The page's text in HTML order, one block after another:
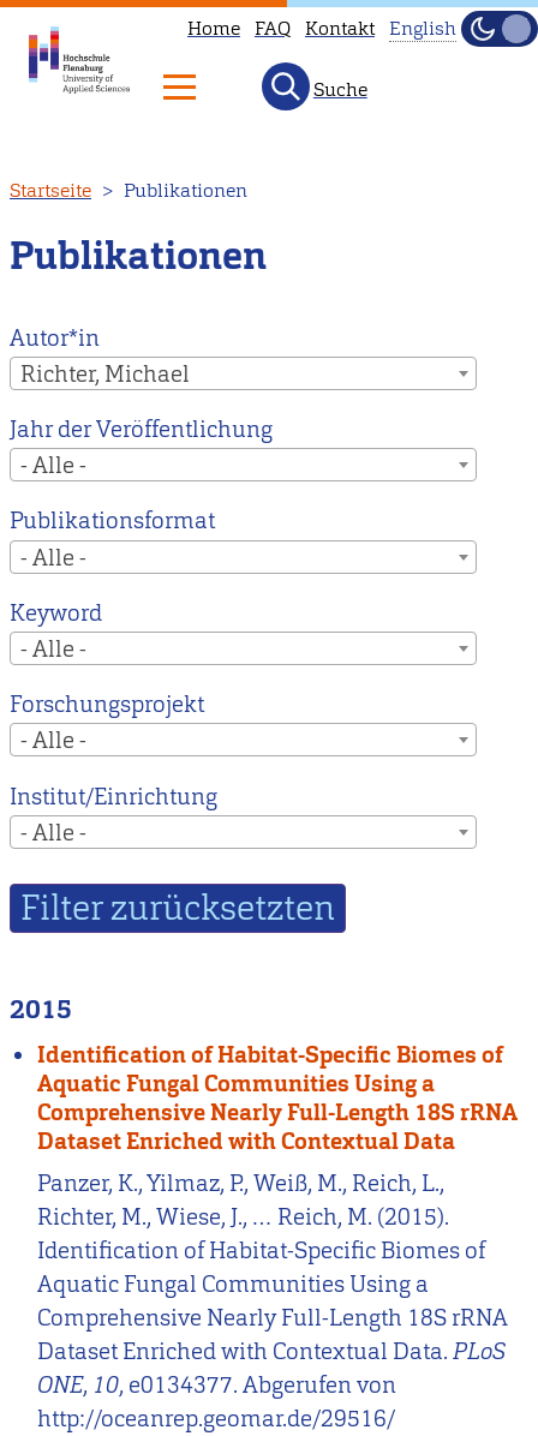
zum
Inhalt
Home FAQ Kontakt
to
our
main
instead.
English
Hell
Suche
Startseite Publikationen
Publikationen
Autor*in
Richter, Michael
Jahr der Veröffentlichung
- Alle -
Publikationsformat
- Alle -
Keyword
- Alle -
Forschungsprojekt
- Alle -
Institut/Einrichtung
- Alle -
2015
Identification of Habitat-Specific Biomes of
Aquatic Fungal Communities Using a
Comprehensive Nearly Full-Length 18S rRNA
Dataset Enriched with Contextual Data
Panzer, K., Yilmaz, P., Weiß, M., Reich, L.,
Richter, M., Wiese, J., … Reich, M. (2015).
Identification of Habitat-Specific Biomes of
Aquatic Fungal Communities Using a
Comprehensive Nearly Full-Length 18S rRNA
Dataset Enriched with Contextual Data.PLoS
ONE, 10, e0134377. Abgerufen von
http://oceanrep.geomar.de/29516/